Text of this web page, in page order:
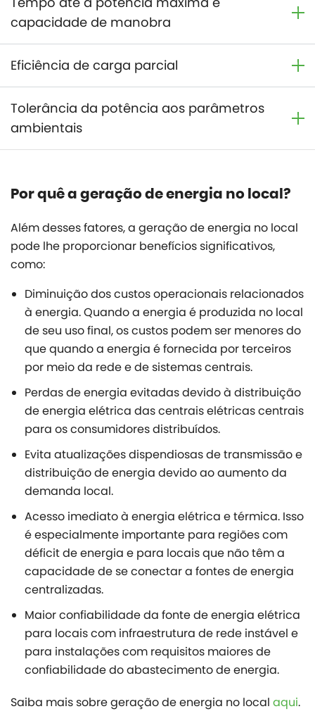
capacidade de manobra
Eficiência de carga parcial
Tolerância da potência aos parâmetros
ambientais
Por quê a geração de energia no local?
Além desses fatores, a geração de energia no local
pode lhe proporcionar benefícios significativos,
como:
Diminuição dos custos operacionais relacionados
à energia. Quando a energia é produzida no local
de seu uso final, os custos podem ser menores do
que quando a energia é fornecida por terceiros
por meio da rede e de sistemas centrais.
Perdas de energia evitadas devido à distribuição
de energia elétrica das centrais elétricas centrais
para os consumidores distribuídos.
Evita atualizações dispendiosas de transmissão e
distribuição de energia devido ao aumento da
demanda local.
Acesso imediato à energia elétrica e térmica. Isso
é especialmente importante para regiões com
déficit de energia e para locais que não têm a
capacidade de se conectar a fontes de energia
centralizadas.
Maior confiabilidade da fonte de energia elétrica
para locais com infraestrutura de rede instável e
para instalações com requisitos maiores de
confiabilidade do abastecimento de energia.
Saiba mais sobre geração de energia no local aqui.